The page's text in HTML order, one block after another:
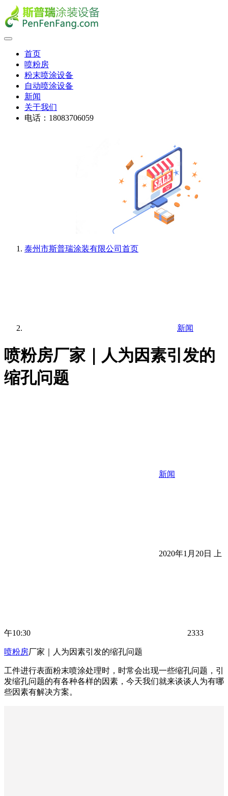
首页
喷粉房
粉末喷涂设备
自动喷涂设备
新闻
关于我们
电话：18083706059
泰州市斯普瑞涂装有限公司 首页
新闻
喷粉房厂家｜人为因素引发的
缩孔问题
新闻
2020年1月20日 上
午10:30 2333
喷粉房厂家｜人为因素引发的缩孔问题
工件进行表面粉末喷涂处理时，时常会出现一些缩孔问题，引
发缩孔问题的有各种各样的因素，今天我们就来谈谈人为有哪
些因素有解决方案。